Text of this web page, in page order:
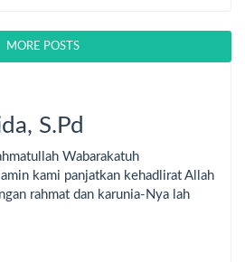
MORE POSTS
S.Pd
Wabarakatuh
kami panjatkan kehadlirat Allah
rahmat dan karunia-Nya lah